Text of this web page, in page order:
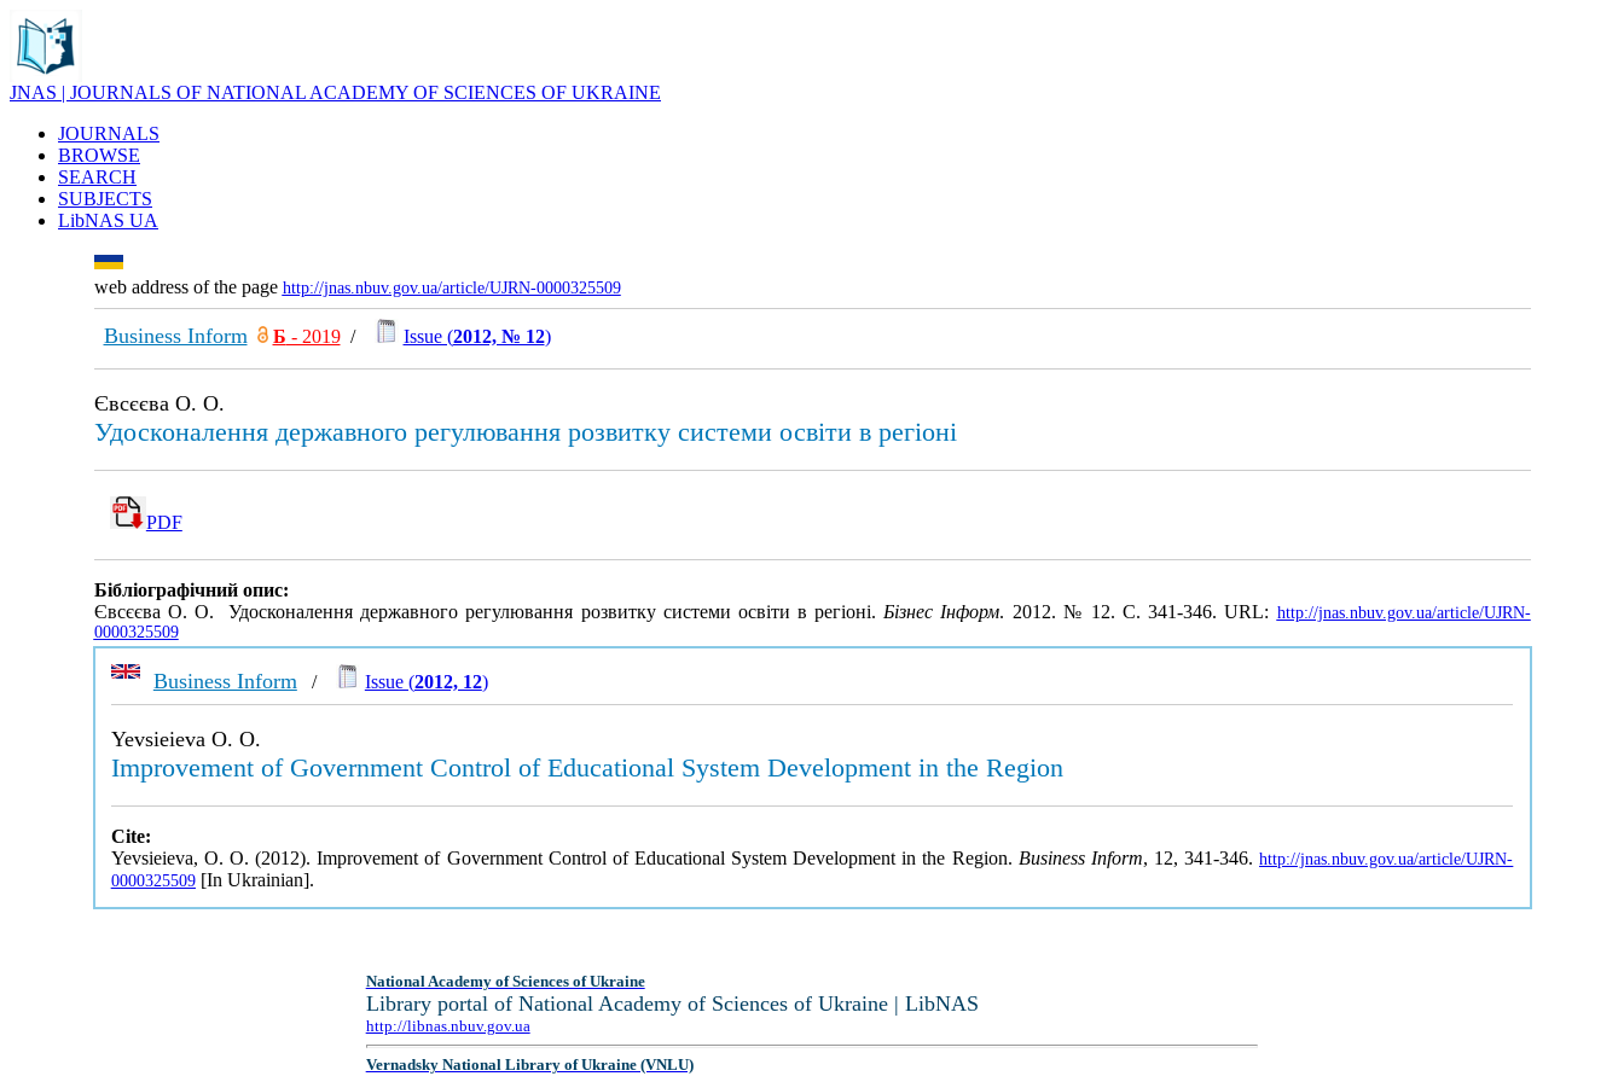
JNAS | JOURNALS OF NATIONAL ACADEMY OF SCIENCES OF UKRAINE
JOURNALS
BROWSE
SEARCH
SUBJECTS
LibNAS UA
web address of the page http://jnas.nbuv.gov.ua/article/UJRN-0000325509
Business Inform Б - 2019/ Issue (2012, № 12)
Євсєєва О. О.
Удосконалення державного регулювання розвитку системи освіти в регіоні
PDF
Бібліографічний опис:
Євсєєва О. О. Удосконалення державного регулювання розвитку системи освіти в регіоні.Бізнес Інформ. 2012. № 12. С. 341-346. URL: http://jnas.nbuv.gov.ua/article/UJRN-
0000325509
Business Inform / Issue (2012, 12)
Yevsieieva O. O.
Improvement of Government Control of Educational System Development in the Region
Cite:
Yevsieieva, O. O. (2012). Improvement of Government Control of Educational System Development in the Region. Business Inform, 12, 341-346.http://jnas.nbuv.gov.ua/article/UJRN-
0000325509[In Ukrainian].
National Academy of Sciences of Ukraine
Library portal of National Academy of Sciences of Ukraine | LibNAS
http://libnas.nbuv.gov.ua
Vernadsky National Library of Ukraine (VNLU)